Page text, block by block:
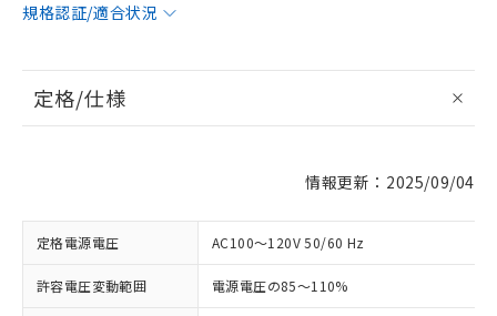
規格認証/適合状況
定格/仕様
情報更新：2025/09/04
定格電源電圧 AC100～120V 50/60 Hz
許容電圧変動範囲 電源電圧の85～110%